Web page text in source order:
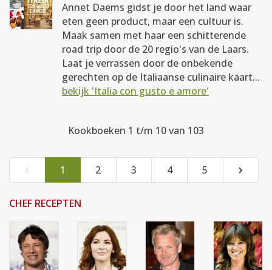
Annet Daems gidst je door het land waar
eten geen product, maar een cultuur is.
Maak samen met haar een schitterende
road trip door de 20 regio's van de Laars.
Laat je verrassen door de onbekende
gerechten op de Italiaanse culinaire kaart...
bekijk 'Italia con gusto e amore'
Kookboeken 1 t/m 10 van 103
‹ 1 2 3 4 5 ›
CHEF RECEPTEN